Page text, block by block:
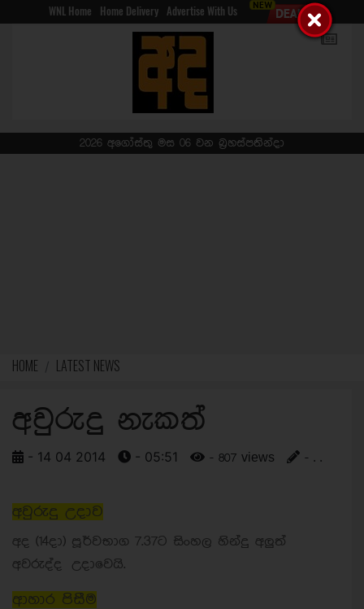
WNL Home Home Delivery Advertise With Us
2026 අගෝස්තු මස 06 වන බ්‍රහස්පතින්දා
HOME LATEST NEWS
අවුරුදු නැකත්
- 14 04 2014 - 05:51 - 807 views - . .
අවුරුදු උදාව
අද (14දා) පූර්වභාග 7.37ට සිංහල හින්දු අලුත්
අවරුද්ද උදාවෙයි.
ආහාර පිසීම